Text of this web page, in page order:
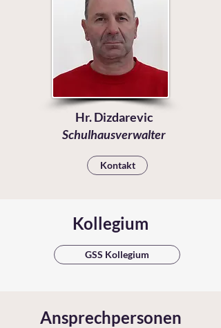
Hr. Dizdarevic
Schulhausverwalter
Kontakt
Kollegium
GSS Kollegium
Ansprechpersonen